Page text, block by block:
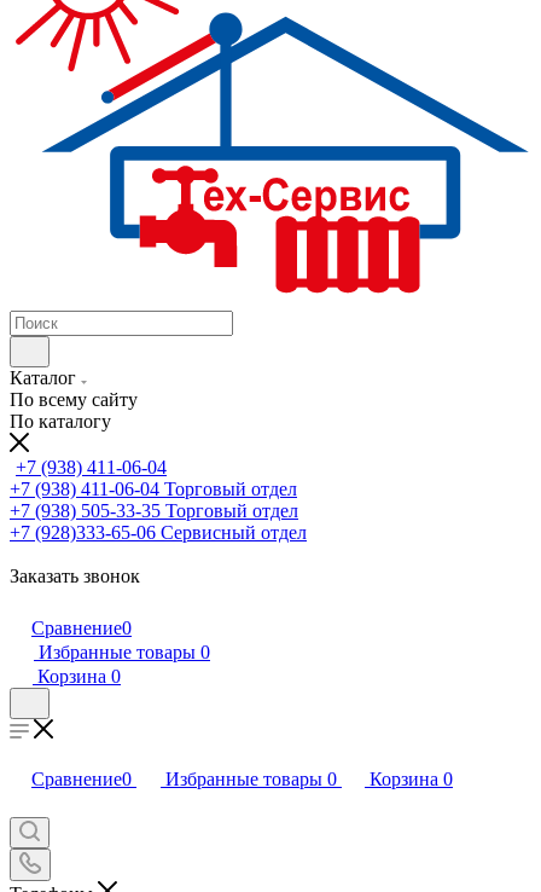
Каталог
По всему сайту
По каталогу
+7 (938) 411-06-04
+7 (938) 411-06-04 Торговый отдел
+7 (938) 505-33-35 Торговый отдел
+7 (928)333-65-06 Сервисный отдел
Заказать звонок
Сравнение0
Избранные товары 0
Корзина 0
Сравнение0 Избранные товары 0 Корзина 0